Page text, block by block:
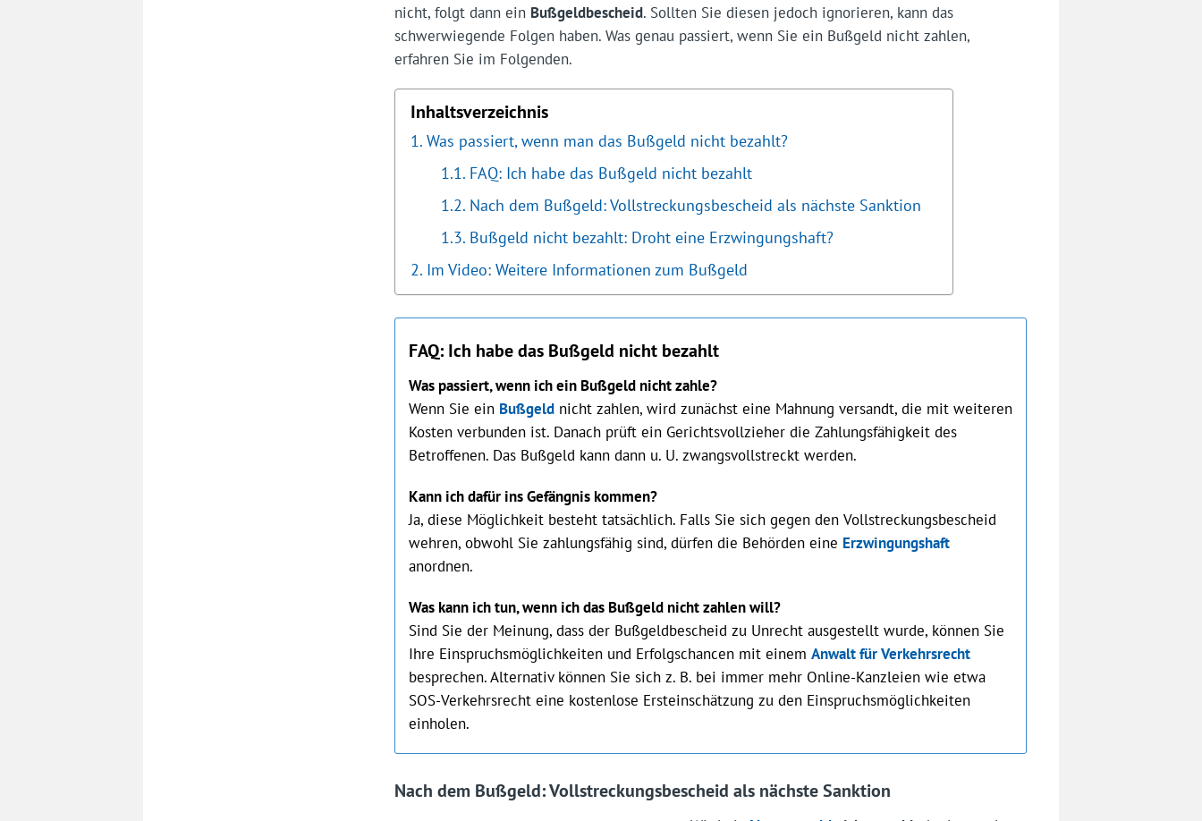
nicht, folgt dann ein Bußgeldbescheid. Sollten Sie diesen jedoch ignorieren, kann das
schwerwiegende Folgen haben. Was genau passiert, wenn Sie ein Bußgeld nicht zahlen,
erfahren Sie im Folgenden.
Inhaltsverzeichnis
Was passiert, wenn man das Bußgeld nicht bezahlt?
FAQ: Ich habe das Bußgeld nicht bezahlt
Nach dem Bußgeld: Vollstreckungsbescheid als nächste Sanktion
Bußgeld nicht bezahlt: Droht eine Erzwingungshaft?
Im Video: Weitere Informationen zum Bußgeld
FAQ: Ich habe das Bußgeld nicht bezahlt
Was passiert, wenn ich ein Bußgeld nicht zahle?
Wenn Sie ein Bußgeldnicht zahlen, wird zunächst eine Mahnung versandt, die mit weiteren
Kosten verbunden ist. Danach prüft ein Gerichtsvollzieher die Zahlungsfähigkeit des
Betroffenen. Das Bußgeld kann dann u. U. zwangsvollstreckt werden.
Kann ich dafür ins Gefängnis kommen?
Ja, diese Möglichkeit besteht tatsächlich. Falls Sie sich gegen den Vollstreckungsbescheid
wehren, obwohl Sie zahlungsfähig sind, dürfen die Behörden eine Erzwingungshaft
anordnen.
Was kann ich tun, wenn ich das Bußgeld nicht zahlen will?
Sind Sie der Meinung, dass der Bußgeldbescheid zu Unrecht ausgestellt wurde, können Sie
Ihre Einspruchsmöglichkeiten und Erfolgschancen mit einem Anwalt für Verkehrsrecht
besprechen. Alternativ können Sie sich z. B. bei immer mehr Online-Kanzleien wie etwa
SOS-Verkehrsrecht eine kostenlose Ersteinschätzung zu den Einspruchsmöglichkeiten
einholen.
Nach dem Bußgeld: Vollstreckungsbescheid als nächste Sanktion